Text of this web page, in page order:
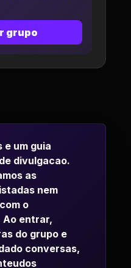
grupo
e um guia
divulgacao.
as
nem
o
Ao entrar,
do grupo e
conversas,